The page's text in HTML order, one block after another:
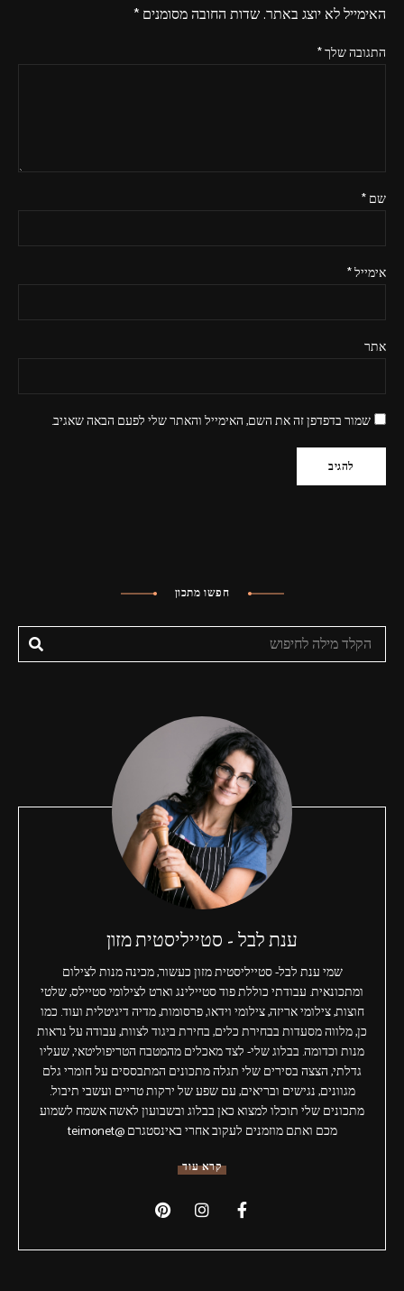
האימייל לא יוצג באתר.שדות החובה מסומנים*
התגובה שלך*
שם*
אימייל*
אתר
שמור בדפדפן זה את השם, האימייל והאתר שלי לפעם הבאה שאגיב.
חפשו מתכון
ענת לבל - סטייליסטית מזון
שמי ענת לבל- סטייליסטית מזון כעשור, מכינה מנות לצילום
ומתכונאית. עבודתי כוללת פוד סטיילינג וארט לצילומי סטיילס, שלטי
חוצות, צילומי אריזה, צילומי וידאו, פרסומות, מדיה דיגיטלית ועוד. כמו
כן, מלווה מסעדות בבחירת כלים, בחירת ביגוד לצוות, עבודה על נראות
מנות וכדומה. בבלוג שלי- לצד מאכלים מהמטבח הטריפוליטאי, שעליו
גדלתי, הצצה בסירים שלי תגלה מתכונים המתבססים על חומרי גלם
מגוונים, נגישים ובריאים, עם שפע של ירקות טריים ועשבי תיבול.
מתכונים שלי תוכלו למצוא כאן בבלוג ובשבועון לאשה אשמח לשמוע
מכם ואתם מוזמנים לעקוב אחרי באינסטגרם @teimonet
קרא עוד